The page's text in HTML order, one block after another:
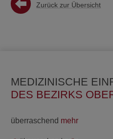
Zurück zur Übersicht
MEDIZINISCHE
DES BEZIRKS
überraschend mehr